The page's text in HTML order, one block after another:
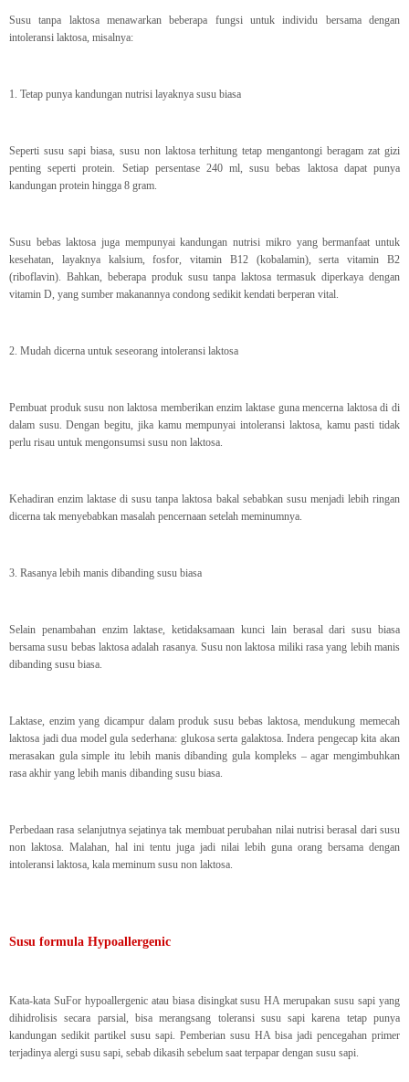
Susu tanpa laktosa menawarkan beberapa fungsi untuk individu bersama dengan
intoleransi laktosa, misalnya:
1. Tetap punya kandungan nutrisi layaknya susu biasa
Seperti susu sapi biasa, susu non laktosa terhitung tetap mengantongi beragam zat gizi
penting seperti protein. Setiap persentase 240 ml, susu bebas laktosa dapat punya
kandungan protein hingga 8 gram.
Susu bebas laktosa juga mempunyai kandungan nutrisi mikro yang bermanfaat untuk
kesehatan, layaknya kalsium, fosfor, vitamin B12 (kobalamin), serta vitamin B2
(riboflavin). Bahkan, beberapa produk susu tanpa laktosa termasuk diperkaya dengan
vitamin D, yang sumber makanannya condong sedikit kendati berperan vital.
2. Mudah dicerna untuk seseorang intoleransi laktosa
Pembuat produk susu non laktosa memberikan enzim laktase guna mencerna laktosa di di
dalam susu. Dengan begitu, jika kamu mempunyai intoleransi laktosa, kamu pasti tidak
perlu risau untuk mengonsumsi susu non laktosa.
Kehadiran enzim laktase di susu tanpa laktosa bakal sebabkan susu menjadi lebih ringan
dicerna tak menyebabkan masalah pencernaan setelah meminumnya.
3. Rasanya lebih manis dibanding susu biasa
Selain penambahan enzim laktase, ketidaksamaan kunci lain berasal dari susu biasa
bersama susu bebas laktosa adalah rasanya. Susu non laktosa miliki rasa yang lebih manis
dibanding susu biasa.
Laktase, enzim yang dicampur dalam produk susu bebas laktosa, mendukung memecah
laktosa jadi dua model gula sederhana: glukosa serta galaktosa. Indera pengecap kita akan
merasakan gula simple itu lebih manis dibanding gula kompleks – agar mengimbuhkan
rasa akhir yang lebih manis dibanding susu biasa.
Perbedaan rasa selanjutnya sejatinya tak membuat perubahan nilai nutrisi berasal dari susu
non laktosa. Malahan, hal ini tentu juga jadi nilai lebih guna orang bersama dengan
intoleransi laktosa, kala meminum susu non laktosa.
Susu formula Hypoallergenic
Kata-kata SuFor hypoallergenic atau biasa disingkat susu HA merupakan susu sapi yang
dihidrolisis secara parsial, bisa merangsang toleransi susu sapi karena tetap punya
kandungan sedikit partikel susu sapi. Pemberian susu HA bisa jadi pencegahan primer
terjadinya alergi susu sapi, sebab dikasih sebelum saat terpapar dengan susu sapi.